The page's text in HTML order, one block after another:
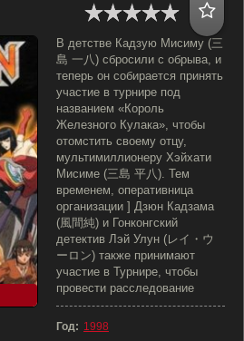
В детстве Кадзую Мисиму (三
島 一八) сбросили с обрыва, и
теперь он собирается принять
участие в турнире под
названием «Король
Железного Кулака», чтобы
отомстить своему отцу,
мультимиллионеру Хэйхати
Мисиме (三島 平八). Тем
временем, оперативница
организации ] Дзюн Кадзама
(風間純) и Гонконгский
детектив Лэй Улун (レイ・ウ
ーロン) также принимают
участие в Турнире, чтобы
провести расследование
Год: 1998